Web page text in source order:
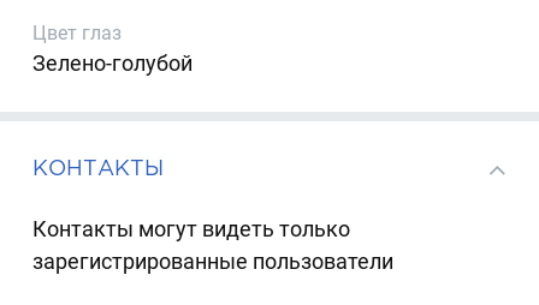
Цвет глаз
Зелено-голубой
КОНТАКТЫ
Контакты могут видеть только
зарегистрированные пользователи